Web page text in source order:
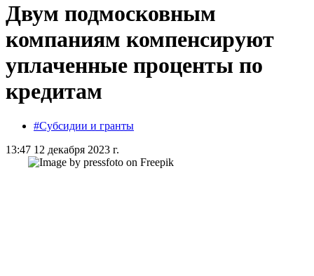
Двум подмосковным
компаниям компенсируют
уплаченные проценты по
кредитам
#Субсидии и гранты
13:47 12 декабря 2023 г.